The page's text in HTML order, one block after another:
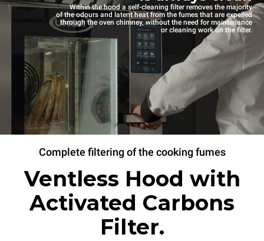
Within the hood a self-cleaning filter removes the majority
of the odours and latent heat from the fumes that are expelled
through the oven chimney, without the need for maintenance
or cleaning work on the filter.
Complete filtering of the cooking fumes
Ventless Hood with
Activated Carbons
Filter.